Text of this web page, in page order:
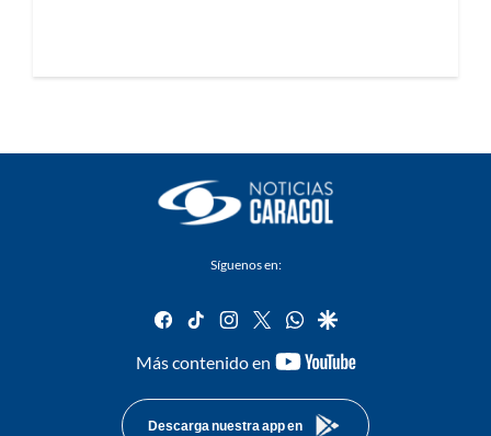
Síguenos en:
facebook
tiktok instagram
twitterwhatsapp
google
Más contenido en
youtube-
Descarga nuestra app en